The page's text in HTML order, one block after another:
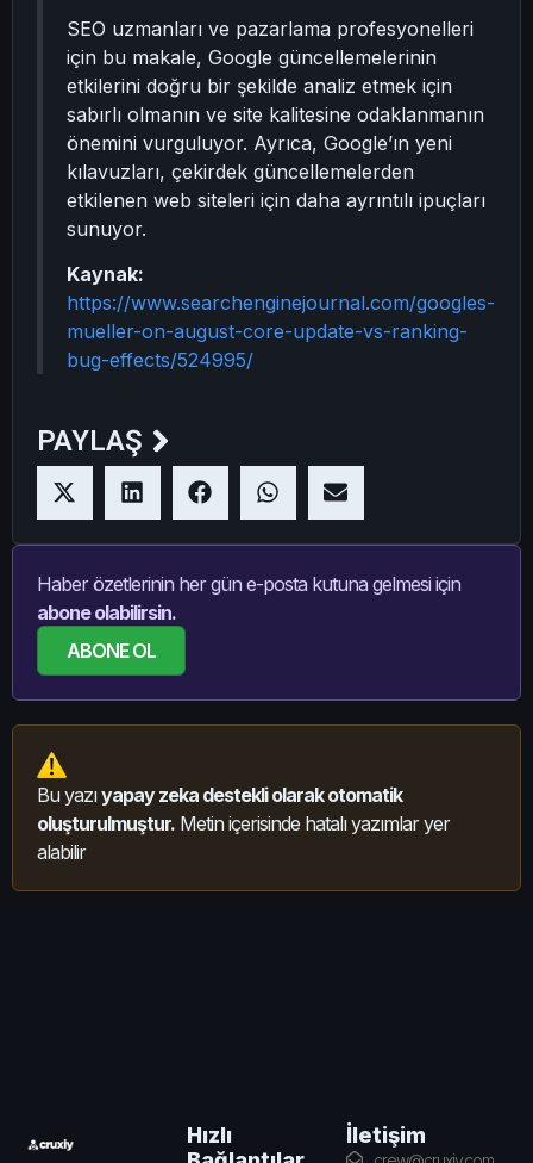
SEO uzmanları ve pazarlama profesyonelleri
için bu makale, Google güncellemelerinin
etkilerini doğru bir şekilde analiz etmek için
sabırlı olmanın ve site kalitesine odaklanmanın
önemini vurguluyor. Ayrıca, Google’ın yeni
kılavuzları, çekirdek güncellemelerden
etkilenen web siteleri için daha ayrıntılı ipuçları
sunuyor.
Kaynak:
https://www.searchenginejournal.com/googles-
mueller-on-august-core-update-vs-ranking-
bug-effects/524995/
PAYLAŞ
Haber özetlerinin her gün e-posta kutuna gelmesi için
abone olabilirsin.
ABONE OL
Bu yazıyapay zeka destekli olarak otomatik
oluşturulmuştur. Metin içerisinde hatalı yazımlar yer
alabilir
Hızlı
İletişim